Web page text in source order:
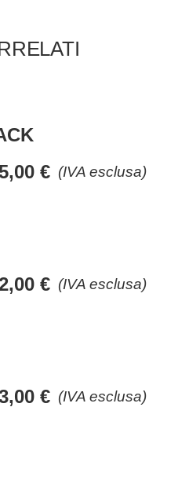
(IVA esclusa)
€
(IVA esclusa)
€
(IVA esclusa)
€